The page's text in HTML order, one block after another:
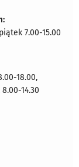
7.00-15.00
18.00,
14.30